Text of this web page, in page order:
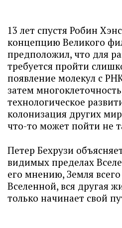
13 лет спустя Робин
концепцию Великого
предположил, что для
требуется пройти
появление молекул с
затем
технологическое
колонизация других
что-то может пойти не
Петер Бехрузи
видимых пределах
его мнению, Земля
Вселенной, вся другая
только начинает свой